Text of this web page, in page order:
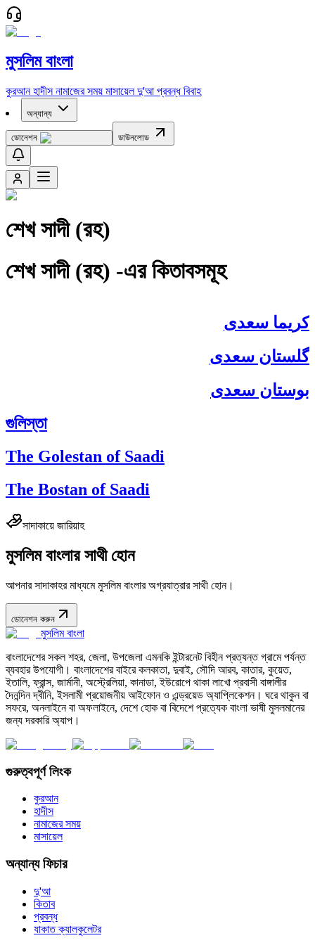
মুসলিম বাংলা
কুরআন হাদীস নামাজের সময় মাসায়েল দু'আ প্রবন্ধ বিবাহ
অন্যান্য
ডোনেশন ডাউনলোড
শেখ সাদী (রহ)
শেখ সাদী (রহ) -এর কিতাবসমূহ
كريما سعدى
گلستان سعدی
بوستان سعدی
গুলিস্তা
The Golestan of Saadi
The Bostan of Saadi
সাদাকায়ে জারিয়াহ
মুসলিম বাংলার সাথী হোন
আপনার সাদাকাহর মাধ্যমে মুসলিম বাংলার অগ্রযাত্রার সাথী হোন।
ডোনেশন করুন
মুসলিম বাংলা
বাংলাদেশের সকল শহর, জেলা, উপজেলা এমনকি ইন্টারনেট বিহীন প্রত্যন্ত গ্রামে পর্যন্ত
ব্যবহার উপযোগী। বাংলাদেশের বাইরে কলকাতা, দুবাই, সৌদি আরব, কাতার, কুয়েত,
ইতালি, ফ্রান্স, জার্মানী, অস্ট্রেলিয়া, কানাডা, ইউরোপে থাকা লাখো প্রবাসী বাঙ্গালীর
দৈনন্দিন দ্বীনি, ইসলামী প্রয়োজনীয় আইফোন ও এন্ড্রয়েড অ্যাপ্লিকেশন। ঘরে থাকুন বা
সফরে, অনলাইনে বা অফলাইনে, দেশে হোক বা বিদেশে প্রত্যেক বাংলা ভাষী মুসলমানের
জন্য দরকারি অ্যাপ।
গুরুত্বপূর্ণ লিংক
কুরআন
হাদীস
নামাজের সময়
মাসায়েল
অন্যান্য ফিচার
দু'আ
কিতাব
প্রবন্ধ
যাকাত ক্যালকুলেটর